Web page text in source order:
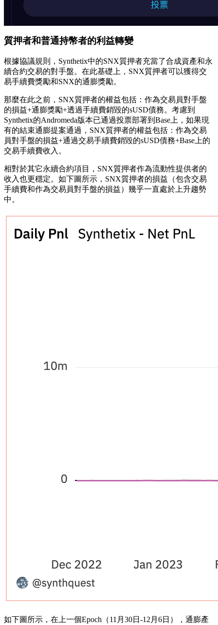
質押者和普通持幣者的利益轉變
根據協議規則，Synthetix中的SNX質押者充當了合成資產和永
續合約交易的對手盤。在此基礎上，SNX質押者可以獲得交
易手續費獎勵和SNX的通膨獎勵。
那麼在此之前，SNX質押者的權益包括：作為交易員對手盤
的損益+通膨獎勵+透過手續費銷毀的sUSD債務。考慮到
Synthetix的Andromeda版本已通過投票部署到Base上，如果現
有的結束通膨提案通過，SNX質押者的權益包括：作為交易
員對手盤的損益+通過交易手續費銷毀的sUSD債務+Base上的
交易手續費收入。
相對於其它永續合約項目，SNX質押者作為流動性提供者的
收入也更穩定。如下圖所示，SNX質押者的損益（包含交易
手續費和作為交易員對手盤的損益）幾乎一直處於上升趨勢
中。
如下圖所示，在上一個Epoch（11月30日-12月6日），通膨產